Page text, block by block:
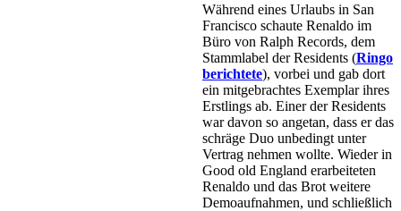
Während eines Urlaubs in San
Francisco schaute Renaldo im
Büro von Ralph Records, dem
Stammlabel der Residents (Ringo
berichtete), vorbei und gab dort
ein mitgebrachtes Exemplar ihres
Erstlings ab. Einer der Residents
war davon so angetan, dass er das
schräge Duo unbedingt unter
Vertrag nehmen wollte. Wieder in
Good old England erarbeiteten
Renaldo und das Brot weitere
Demoaufnahmen, und schließlich